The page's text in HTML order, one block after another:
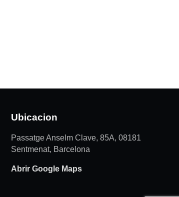
Ubicacion
Passatge Anselm Clave, 85A, 08181
Sentmenat, Barcelona
Abrir Google Maps